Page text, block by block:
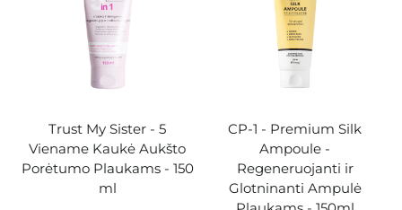
Trust My Sister - 5
Viename Kaukė Aukšto
Porėtumo Plaukams - 150
ml
CP-1 - Premium Silk
Ampoule -
Regeneruojanti ir
Glotninanti Ampulė